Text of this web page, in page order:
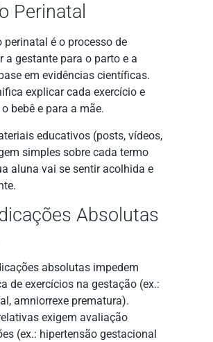
Perinatal
perinatal é o processo de
a gestante para o parto e a
em evidências científicas.
explicar cada exercício e
bebê e para a mãe.
educativos (posts, vídeos,
simples sobre cada termo
aluna vai se sentir acolhida e
Absolutas
absolutas impedem
de exercícios na gestação (ex.:
amniorrexe prematura).
exigem avaliação
(ex.: hipertensão gestacional